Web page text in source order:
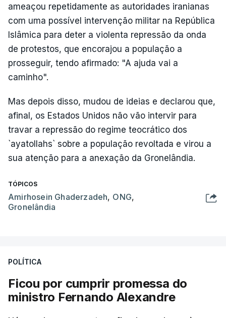
ameaçou repetidamente as autoridades iranianas
com uma possível intervenção militar na República
Islâmica para deter a violenta repressão da onda
de protestos, que encorajou a população a
prosseguir, tendo afirmado: "A ajuda vai a
caminho".
Mas depois disso, mudou de ideias e declarou que,
afinal, os Estados Unidos não vão intervir para
travar a repressão do regime teocrático dos
`ayatollahs` sobre a população revoltada e virou a
sua atenção para a anexação da Gronelândia.
TÓPICOS
Amirhosein Ghaderzadeh, ONG,
Gronelândia
POLÍTICA
Ficou por cumprir promessa do
ministro Fernando Alexandre